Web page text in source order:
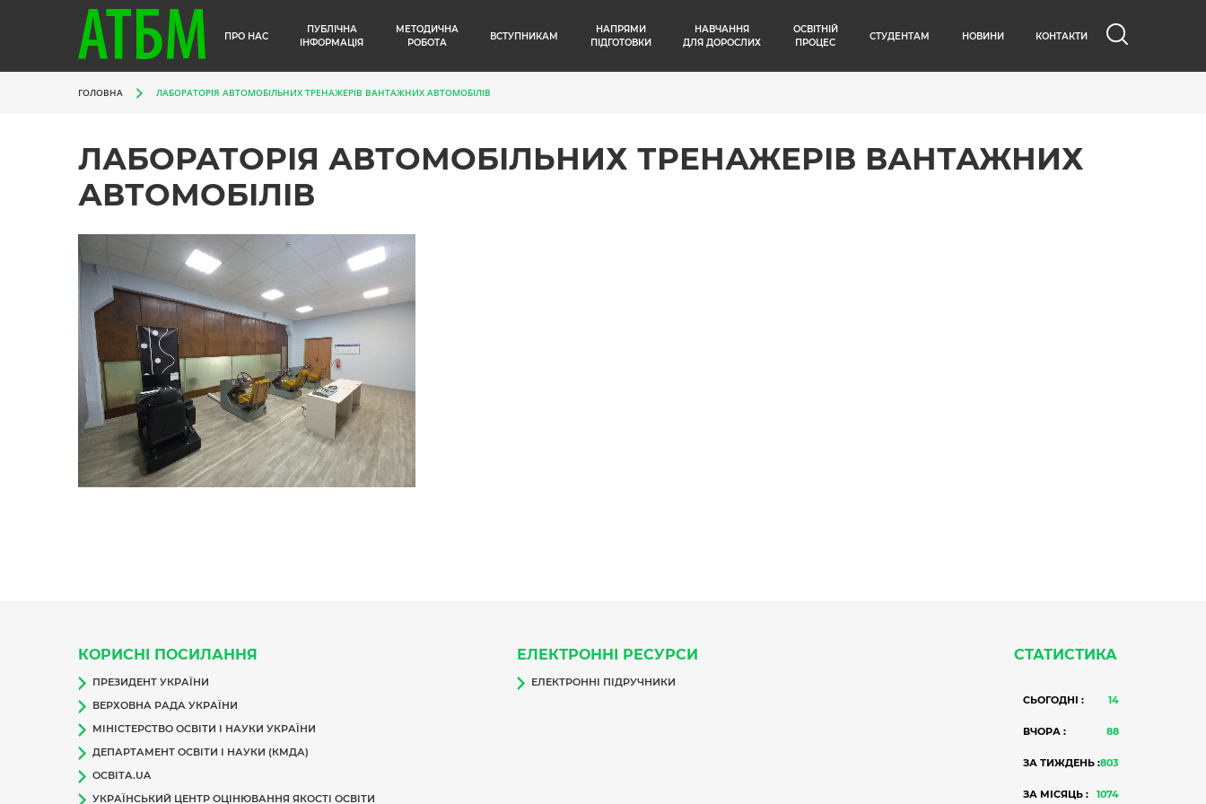
ПРО НАС
ПУБЛІЧНА
ІНФОРМАЦІЯ
МЕТОДИЧНА
РОБОТА
ВСТУПНИКАМ
НАПРЯМИ
ПІДГОТОВКИ
НАВЧАННЯ
ДЛЯ ДОРОСЛИХ
ОСВІТНІЙ
ПРОЦЕС
СТУДЕНТАМ НОВИНИ КОНТАКТИ
ГОЛОВНА ЛАБОРАТОРІЯ АВТОМОБІЛЬНИХ ТРЕНАЖЕРІВ ВАНТАЖНИХ АВТОМОБІЛІВ
ЛАБОРАТОРІЯ АВТОМОБІЛЬНИХ ТРЕНАЖЕРІВ ВАНТАЖНИХ
АВТОМОБІЛІВ
КОРИСНІ ПОСИЛАННЯ
ПРЕЗИДЕНТ УКРАЇНИ
ВЕРХОВНА РАДА УКРАЇНИ
МІНІСТЕРСТВО ОСВІТИ І НАУКИ УКРАЇНИ
ДЕПАРТАМЕНТ ОСВІТИ І НАУКИ (КМДА)
ОСВІТА.UA
УКРАЇНСЬКИЙ ЦЕНТР ОЦІНЮВАННЯ ЯКОСТІ ОСВІТИ
ЕЛЕКТРОННІ РЕСУРСИ
ЕЛЕКТРОННІ ПІДРУЧНИКИ
СТАТИСТИКА
СЬОГОДНІ : 14
ВЧОРА : 88
ЗА ТИЖДЕНЬ :803
ЗА МІСЯЦЬ : 1074